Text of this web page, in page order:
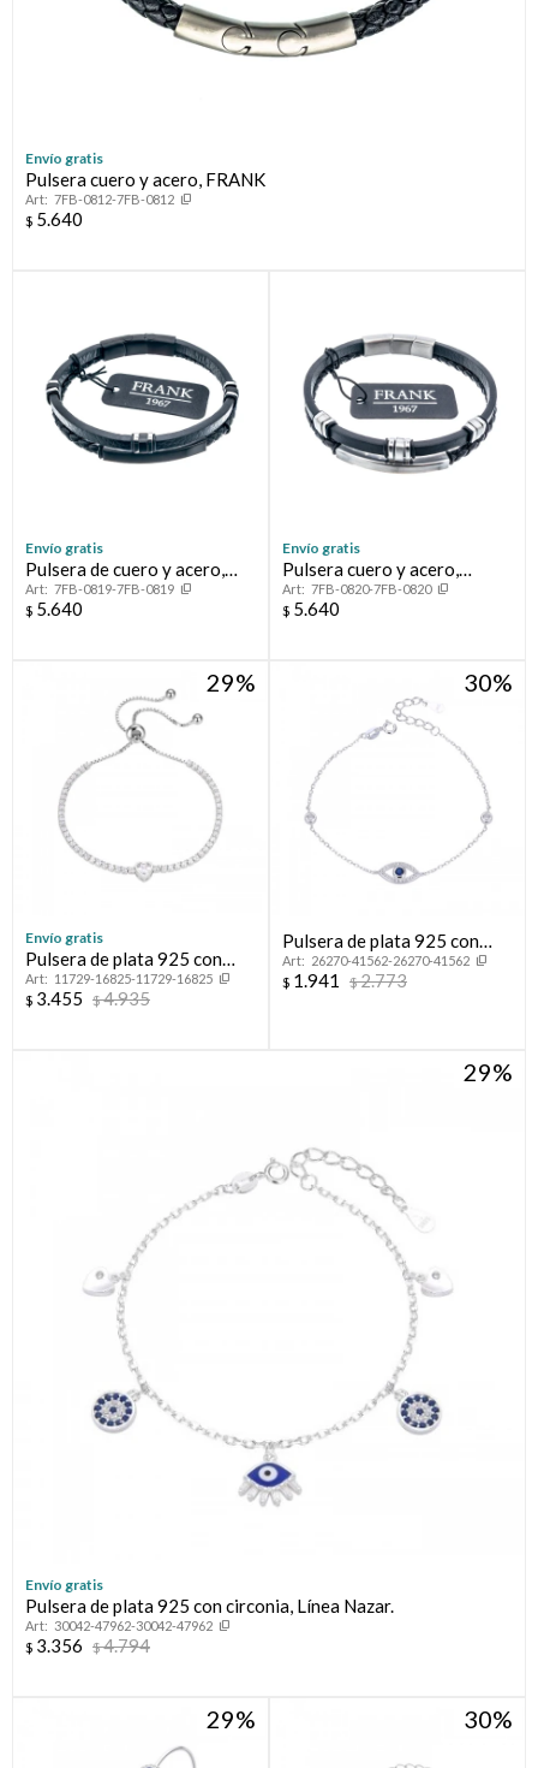
Envío gratis
Pulsera cuero y acero, FRANK
7FB-0812-7FB-0812
$ 5.640
Envío gratis
Pulsera de cuero y acero,
FRANK7FB-0819-7FB-0819
$ 5.640
Envío gratis
Pulsera cuero y acero,
FRANK7FB-0820-7FB-0820
$ 5.640
29
Envío gratis
Pulsera de plata 925 con
circonias.
11729-16825-11729-16825
$ 3.455 $4.935
30
Pulsera de plata 925 con
circonias, OJO TURCO.
26270-41562-26270-41562
$ 1.941 $2.773
29
Envío gratis
Pulsera de plata 925 con circonia, Línea Nazar.
30042-47962-30042-47962
$ 3.356 $4.794
29 30